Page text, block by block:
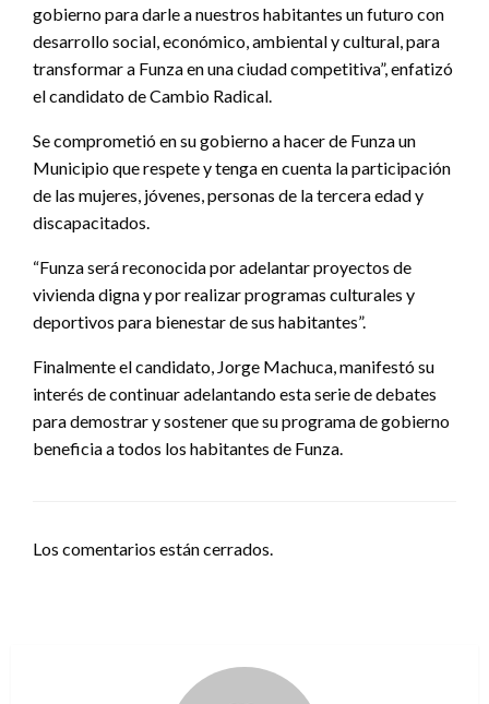
gobierno para darle a nuestros habitantes un futuro con
desarrollo social, económico, ambiental y cultural, para
transformar a Funza en una ciudad competitiva”, enfatizó
el candidato de Cambio Radical.
Se comprometió en su gobierno a hacer de Funza un
Municipio que respete y tenga en cuenta la participación
de las mujeres, jóvenes, personas de la tercera edad y
discapacitados.
“Funza será reconocida por adelantar proyectos de
vivienda digna y por realizar programas culturales y
deportivos para bienestar de sus habitantes”.
Finalmente el candidato, Jorge Machuca, manifestó su
interés de continuar adelantando esta serie de debates
para demostrar y sostener que su programa de gobierno
beneficia a todos los habitantes de Funza.
Los comentarios están cerrados.